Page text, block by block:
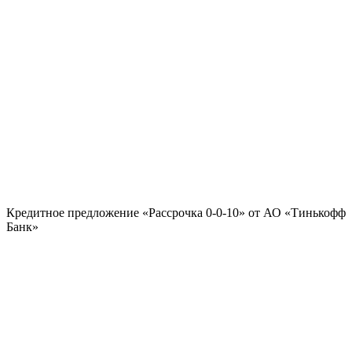
Кредитное предложение «Рассрочка 0-0-10» от АО «Тинькофф
Банк»